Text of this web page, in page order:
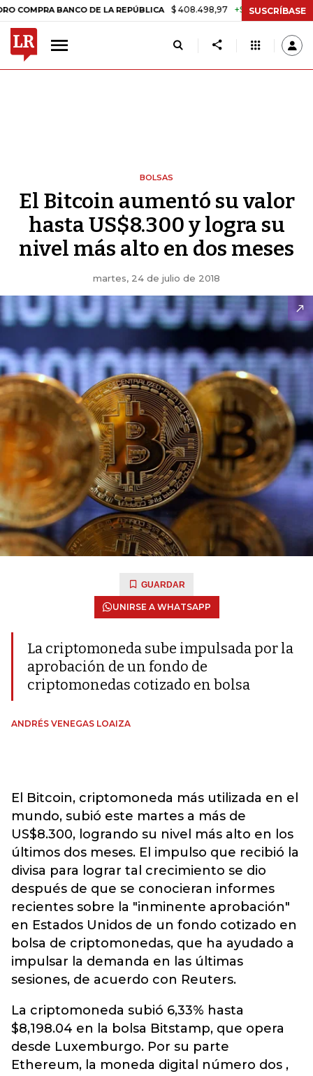
BANCO DE LA REPÚBLICA $ 408.498,97 +$ 8.753,81 +2,19%
SUSCRÍBASE
BOLSAS
El Bitcoin aumentó su valor
hasta US$8.300 y logra su
nivel más alto en dos meses
martes, 24 de julio de 2018
GUARDAR
UNIRSE A WHATSAPP
La criptomoneda sube impulsada por la
aprobación de un fondo de
criptomonedas cotizado en bolsa
ANDRÉS VENEGAS LOAIZA
El Bitcoin, criptomoneda más utilizada en el
mundo, subió este martes a más de
US$8.300, logrando su nivel más alto en los
últimos dos meses. El impulso que recibió la
divisa para lograr tal crecimiento se dio
después de que se conocieran informes
recientes sobre la "inminente aprobación"
en Estados Unidos de un fondo cotizado en
bolsa de criptomonedas, que ha ayudado a
impulsar la demanda en las últimas
sesiones, de acuerdo con Reuters.
La criptomoneda subió 6,33% hasta
$8,198.04 en la bolsa Bitstamp, que opera
desde Luxemburgo. Por su parte
Ethereum, la moneda digital número dos ,